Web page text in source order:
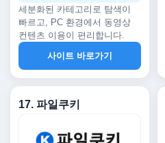
세분화된 카테고리로 탐색이
빠르고, PC 환경에서 동영상
컨텐츠 이용이 편리합니다.
사이트 바로가기
17. 파일쿠키